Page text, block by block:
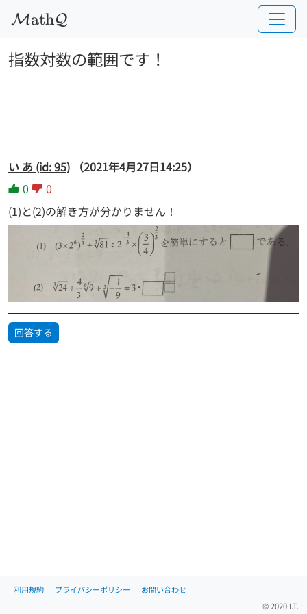
MathQ
指数対数の範囲です！
い あ (id: 95)
（2021年4月27日14:25）
0
0
(1)と(2)の解き方が分かりません！
回答する
利用規約 プライバシーポリシー
お問い合わせ
© 2020 I.T.